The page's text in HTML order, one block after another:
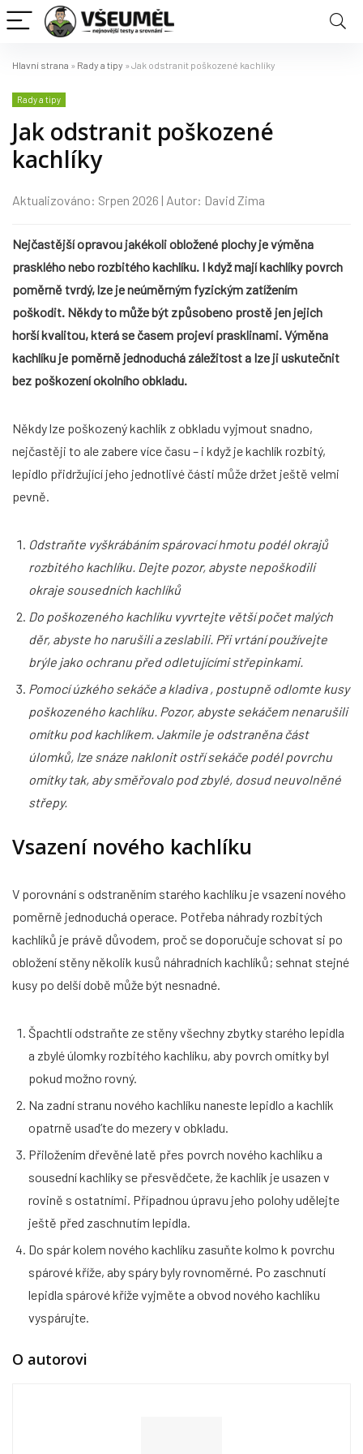
Hlavní strana » Rady a tipy » Jak odstranit poškozené kachlíky
Rady a tipy
Jak odstranit poškozené
kachlíky
Aktualizováno: Srpen 2026 | Autor: David Zima
Nejčastější opravou jakékoli obložené plochy je výměna
prasklého nebo rozbitého kachlíku. I když mají kachlíky povrch
poměrně tvrdý, lze je neúměrným fyzickým zatížením
poškodit. Někdy to může být způsobeno prostě jen jejich
horší kvalitou, která se časem projeví prasklinami. Výměna
kachlíku je poměrně jednoduchá záležitost a Ize ji uskutečnit
bez poškození okolního obkladu.
Někdy lze poškozený kachlík z obkladu vyjmout snadno,
nejčastěji to ale zabere více času – i když je kachlík rozbitý,
lepidlo přidržující jeho jednotlivé části může držet ještě velmi
pevně.
Odstraňte vyškrábáním spárovací hmotu podél okrajů
rozbitého kachlíku. Dejte pozor, abyste nepoškodili
okraje sousedních kachlíků
Do poškozeného kachlíku vyvrtejte větší počet malých
děr, abyste ho narušili a zeslabili. Při vrtání používejte
brýle jako ochranu před odletujícími střepinkami.
Pomocí úzkého sekáče a kladiva , postupně odlomte kusy
poškozeného kachlíku. Pozor, abyste sekáčem nenarušili
omítku pod kachlíkem. Jakmile je odstraněna část
úlomků, Ize snáze naklonit ostří sekáče podél povrchu
omítky tak, aby směřovalo pod zbylé, dosud neuvolněné
střepy.
Vsazení nového kachlíku
V porovnání s odstraněním starého kachlíku je vsazení nového
poměrně jednoduchá operace. Potřeba náhrady rozbitých
kachlíků je právě důvodem, proč se doporučuje schovat si po
obložení stěny několik kusů náhradních kachlíků; sehnat stejné
kusy po delší době může být nesnadné.
Špachtlí odstraňte ze stěny všechny zbytky starého lepidla
a zbylé úlomky rozbitého kachlíku, aby povrch omítky byl
pokud možno rovný.
Na zadní stranu nového kachlíku naneste lepidlo a kachlík
opatrně usad’te do mezery v obkladu.
Přiložením dřevěné latě přes povrch nového kachlíku a
sousední kachlíky se přesvědčete, že kachlík je usazen v
rovině s ostatními. Případnou úpravu jeho polohy udělejte
ještě před zaschnutím lepidla.
Do spár kolem nového kachlíku zasuňte kolmo k povrchu
spárové kříže, aby spáry byly rovnoměrné. Po zaschnutí
lepidla spárové kříže vyjměte a obvod nového kachlíku
vyspárujte.
O autorovi